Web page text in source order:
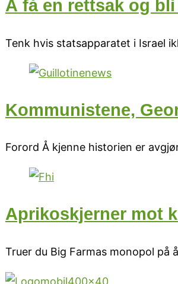
Å få en rettsak og
Tenk hvis statsapparatet i Israel
Kommunistene,
Forord Å kjenne historien er
Aprikoskjerner mot
Truer du Big Farmas monopol på